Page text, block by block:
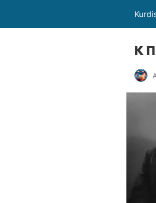
К